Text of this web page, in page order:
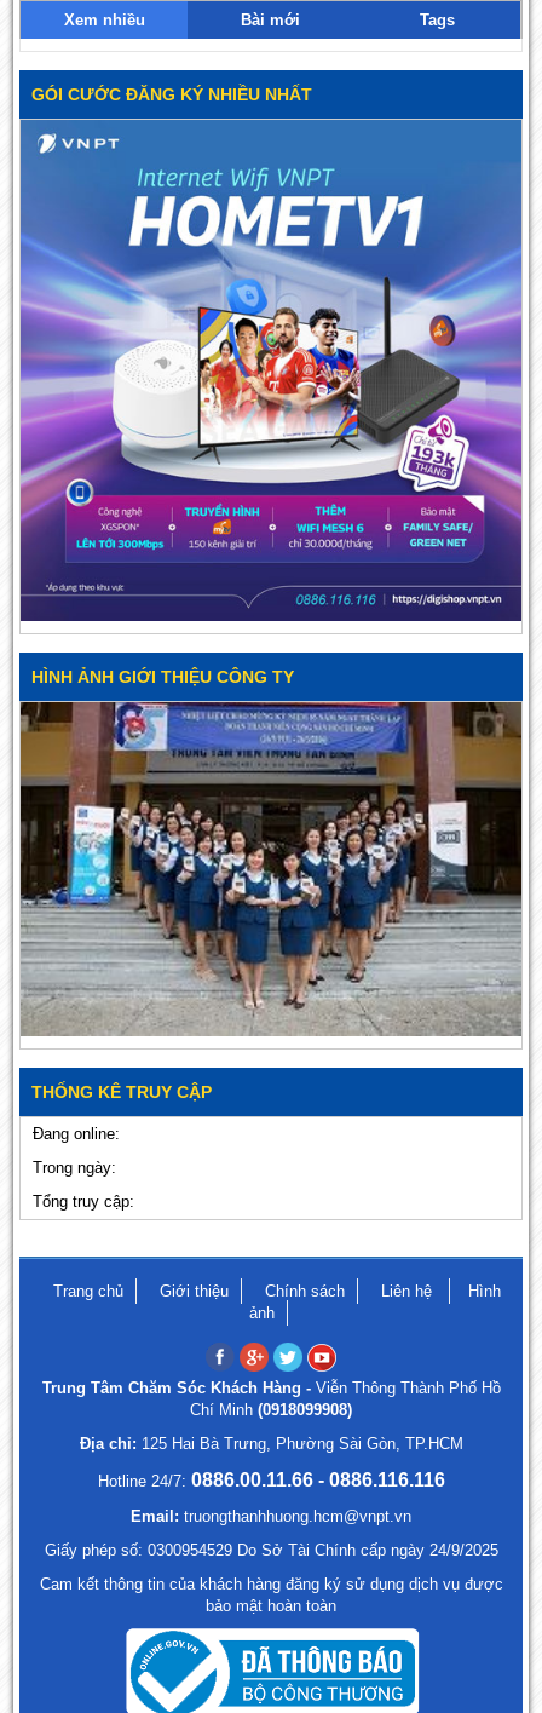
Xem nhiều Bài mới Tags
GÓI CƯỚC ĐĂNG KÝ NHIỀU NHẤT
HÌNH ẢNH GIỚI THIỆU CÔNG TY
THỐNG KÊ TRUY CẬP
Đang online:
Trong ngày:
Tổng truy cập:
Trang chủ Giới thiệu Chính sách Liên hệ
Hình
ảnh
Trung Tâm Chăm Sóc Khách Hàng - Viễn Thông Thành Phố Hồ
Chí Minh (0918099908)
Địa chỉ: 125 Hai Bà Trưng, Phường Sài Gòn, TP.HCM
Hotline 24/7: 0886.00.11.66 - 0886.116.116
Email: truongthanhhuong.hcm@vnpt.vn
Giấy phép số: 0300954529 Do Sở Tài Chính cấp ngày 24/9/2025
Cam kết thông tin của khách hàng đăng ký sử dụng dịch vụ được
bảo mật hoàn toàn